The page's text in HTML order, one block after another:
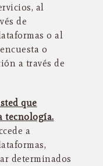
al
de
o al
o
a través de
que
tecnología.
a
determinados